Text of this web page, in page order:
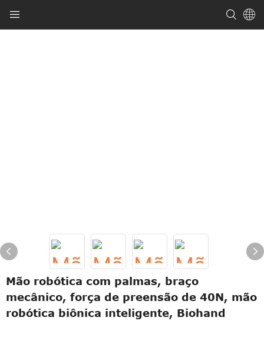
Mão robótica com palmas, braço
mecânico, força de preensão de 40N, mão
robótica biônica inteligente, Biohand